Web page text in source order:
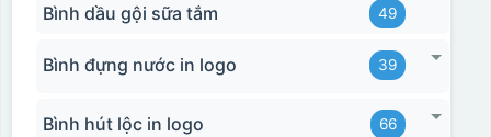
Bình dầu gội sữa tắm 49
Bình đựng nước in logo 39
Bình hút lộc in logo 66